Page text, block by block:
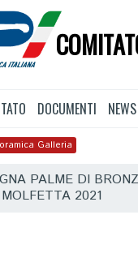
DOCUMENTI NEWS
Galleria
PALME DI
MOLFETTA 2021